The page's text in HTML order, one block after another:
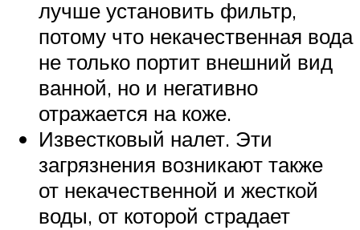
лучше установить фильтр,
потому что некачественная вода
не только портит внешний вид
ванной, но и негативно
отражается на коже.
Известковый налет. Эти
загрязнения возникают также
от некачественной и жесткой
воды, от которой страдает